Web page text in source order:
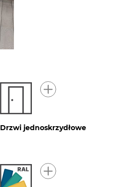
Drzwi jednoskrzydłowe